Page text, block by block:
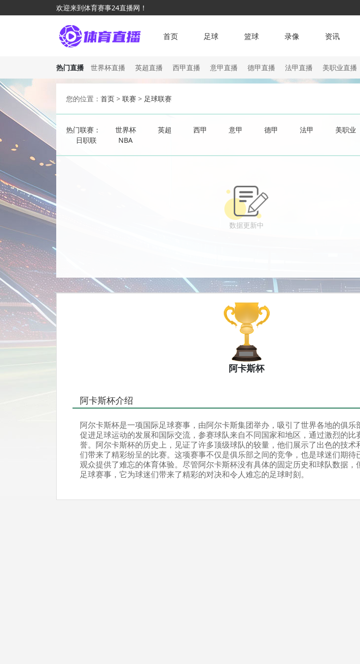
欢迎来到体育赛事24直播网！
首页 足球 篮球 录像 资讯
热门直播 世界杯直播 英超直播 西甲直播 意甲直播 德甲直播 法甲直播 美职业直播
您的位置： 首页 > 联赛 > 足球联赛
热门联赛： 世界杯 英超 西甲 意甲 德甲 法甲 美职业
日职联
NBA
数据更新中
阿卡斯杯
阿卡斯杯介绍
阿尔卡斯杯是一项国际足球赛事，由阿尔卡斯集团举办，吸引了世界各地的俱乐
促进足球运动的发展和国际交流，参赛球队来自不同国家和地区，通过激烈的比
誉。阿尔卡斯杯的历史上，见证了许多顶级球队的较量，他们展示了出色的技术
们带来了精彩纷呈的比赛。这项赛事不仅是俱乐部之间的竞争，也是球迷们期待
观众提供了难忘的体育体验。尽管阿尔卡斯杯没有具体的固定历史和球队数据，
足球赛事，它为球迷们带来了精彩的对决和令人难忘的足球时刻。